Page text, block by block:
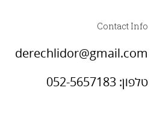
Contact Info
derechlidor@gmail.com
טלפון: 052-5657183